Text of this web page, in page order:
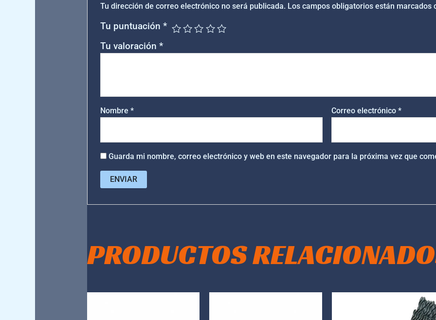
Tu dirección de correo electrónico no será publicada. Los campos obligatorios están marcados
Tu puntuación*
Tu valoración*
Nombre* Correo electrónico*
Guarda mi nombre, correo electrónico y web en este navegador para la próxima vez que
PRODUCTOS